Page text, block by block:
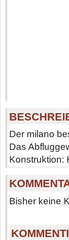
Der milano
Das
Konstruktion:
Bisher keine